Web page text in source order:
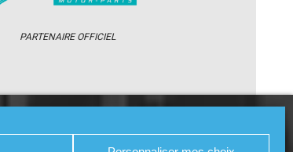
PARTENAIRE OFFICIEL
PARTENAIRES PRESSE